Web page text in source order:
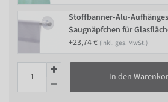
Stoffbanner-Alu-
Saugnäpfchen für
+23,74 € (inkl. ges. MwSt.)
In den